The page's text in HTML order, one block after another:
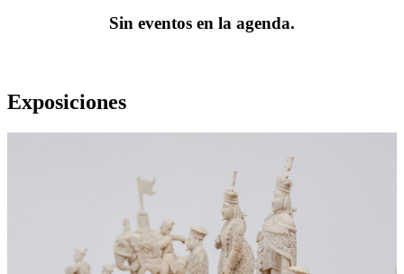
Sin eventos en la agenda.
Exposiciones